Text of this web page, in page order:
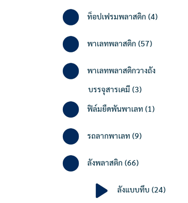
ท็อปเฟรมพลาสติก 4
products
พาเลทพลาสติก 57
products
พาเลทพลาสติกวางถัง
บรรจุสารเคมี 33
ฟิล์มยืดพันพาเลท 1
product
รถลากพาเลท 9
products
ลังพลาสติก 66
products
ลังแบบทึบ 24
products